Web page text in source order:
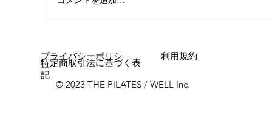
© 2023 THE PILATES / WELL Inc.
プライバシーポリシ
ー
利用規約
特定商取引法に基づく表
記